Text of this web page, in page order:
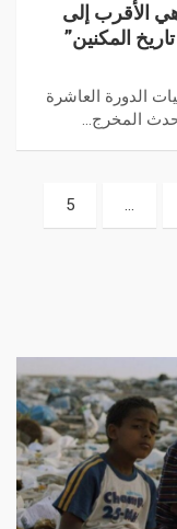
الأقرب إلى
المكنين”
الدورة العاشرة
المخرج…
…
5